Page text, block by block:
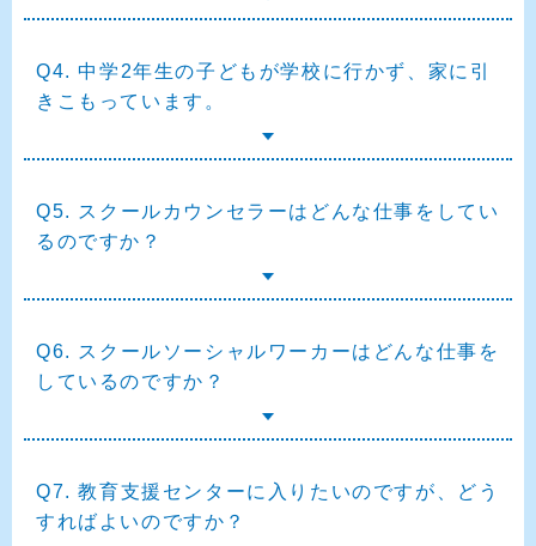
Q4. 中学2年生の子どもが学校に行かず、家に引
きこもっています。
Q5. スクールカウンセラーはどんな仕事をしてい
るのですか？
Q6. スクールソーシャルワーカーはどんな仕事を
しているのですか？
Q7. 教育支援センターに入りたいのですが、どう
すればよいのですか？